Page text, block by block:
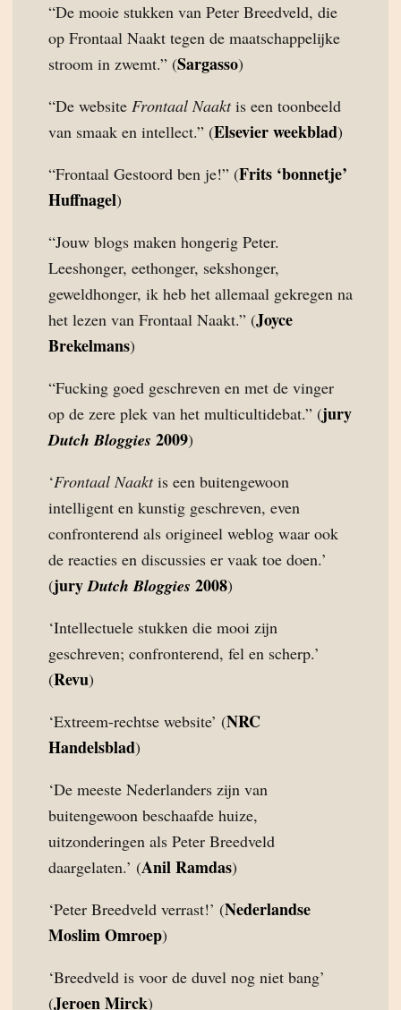
“De mooie stukken van Peter Breedveld, die
op Frontaal Naakt tegen de maatschappelijke
stroom in zwemt.” (Sargasso)
“De website Frontaal Naaktis een toonbeeld
van smaak en intellect.” (Elsevier weekblad)
“Frontaal Gestoord ben je!” (Frits ‘bonnetje’
Huffnagel)
“Jouw blogs maken hongerig Peter.
Leeshonger, eethonger, sekshonger,
geweldhonger, ik heb het allemaal gekregen na
het lezen van Frontaal Naakt.” (Joyce
Brekelmans)
“Fucking goed geschreven en met de vinger
op de zere plek van het multicultidebat.” (jury
Dutch Bloggies 2009)
‘Frontaal Naaktis een buitengewoon
intelligent en kunstig geschreven, even
confronterend als origineel weblog waar ook
de reacties en discussies er vaak toe doen.’
(juryDutch Bloggies 2008)
‘Intellectuele stukken die mooi zijn
geschreven; confronterend, fel en scherp.’
(Revu)
‘Extreem-rechtse website’ (NRC
Handelsblad)
‘De meeste Nederlanders zijn van
buitengewoon beschaafde huize,
uitzonderingen als Peter Breedveld
daargelaten.’ (Anil Ramdas)
‘Peter Breedveld verrast!’ (Nederlandse
Moslim Omroep)
‘Breedveld is voor de duvel nog niet bang’
(Jeroen Mirck)